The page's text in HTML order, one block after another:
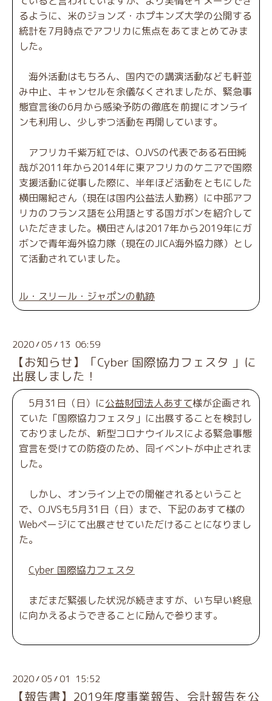
るように、米のジョンズ・ホプキンズ大学の公開する
統計を7月時点でアフリカに焦点をあてまとめてみま
した。
海外活動はもちろん、国内での講演活動なども軒並
み中止、キャンセルを余儀なくされましたが、緊急事
態宣言後の6月から感染予防の徹底を前提にオンライ
ンも利用し、少しずつ活動を再開しています。
アフリカ千紫万紅では、OJVSの代表である石田純
哉が2011年から2014年に東アフリカのケニアで国際
支援活動に従事した際に、半年ほど活動をともにした
横田陽紀さん（現在は国内公益法人勤務）に中部アフ
リカのフランス語を公用語とする国ガボンを紹介して
いただきました。横田さんは2017年から2019年にガ
ボンで青年海外協力隊（現在のJICA海外協力隊）とし
て活動されていました。
ル・スリール・ジャポンの軌跡
2020/05 / 13 06:59
【お知らせ】「Cyber 国際協力フェスタ 」に
出展しました！
5月31日（日）に公益財団法人あすて様が企画され
ていた「国際協力フェスタ」に出展することを検討し
ておりましたが、新型コロナウイルスによる緊急事態
宣言を受けての防疫のため、同イベントが中止されま
した。
しかし、オンライン上での開催されるということ
で、OJVSも5月31日（日）まで、下記のあすて様の
Webページにて出展させていただけることになりまし
た。
Cyber 国際協力フェスタ
まだまだ緊張した状況が続きますが、いち早い終息
に向かえるようできることに励んで参ります。
2020/05 /01 15:52
【報告書】2019年度事業報告、会計報告を公